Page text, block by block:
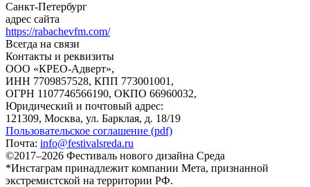
Санкт-Петербург
адрес сайта
https://rabachevfm.com/
Всегда на связи
Контакты и реквизиты
ООО «КРЕО‐Адверт»,
ИНН 7709857528, КПП 773001001,
ОГРН 1107746566190, ОКПО 66960032,
Юридический и почтовый адрес:
121309, Москва, ул. Барклая, д. 18/19
Пользовательское соглашение (pdf)
Почта: info@festivalsreda.ru
©2017–2026 Фестиваль нового дизайна Среда
*Инстаграм принадлежит компании Мета, признанной
экстремистской на территории РФ.